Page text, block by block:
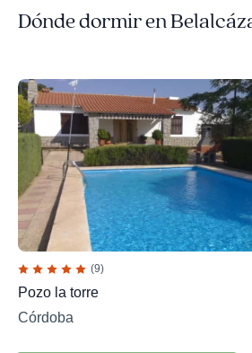
Dónde dormir en
(9)
Pozo la torre
Córdoba